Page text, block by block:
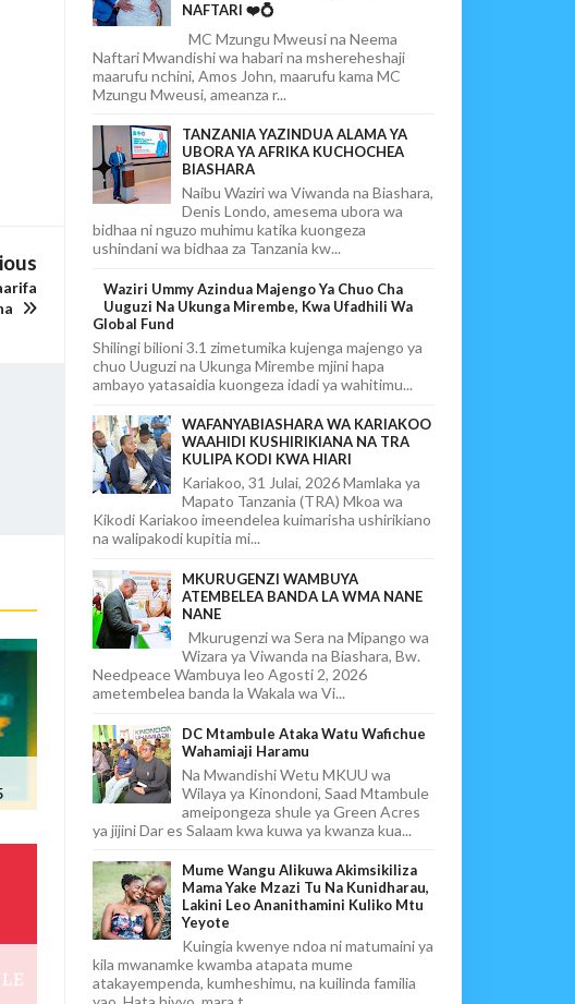
NAFTARI ❤️💍
MC Mzungu Mweusi na Neema
Naftari Mwandishi wa habari na mshereheshaji
maarufu nchini, Amos John, maarufu kama MC
Mzungu Mweusi, ameanza r...
TANZANIA YAZINDUA ALAMA YA
UBORA YA AFRIKA KUCHOCHEA
BIASHARA
Naibu Waziri wa Viwanda na Biashara,
Denis Londo, amesema ubora wa
bidhaa ni nguzo muhimu katika kuongeza
ushindani wa bidhaa za Tanzania kw...
Waziri Ummy Azindua Majengo Ya Chuo Cha
Uuguzi Na Ukunga Mirembe, Kwa Ufadhili Wa
Global Fund
Shilingi bilioni 3.1 zimetumika kujenga majengo ya
chuo Uuguzi na Ukunga Mirembe mjini hapa
ambayo yatasaidia kuongeza idadi ya wahitimu...
WAFANYABIASHARA WA KARIAKOO
WAAHIDI KUSHIRIKIANA NA TRA
KULIPA KODI KWA HIARI
Kariakoo, 31 Julai, 2026 Mamlaka ya
Mapato Tanzania (TRA) Mkoa wa
Kikodi Kariakoo imeendelea kuimarisha ushirikiano
na walipakodi kupitia mi...
MKURUGENZI WAMBUYA
ATEMBELEA BANDA LA WMA NANE
NANE
Mkurugenzi wa Sera na Mipango wa
Wizara ya Viwanda na Biashara, Bw.
Needpeace Wambuya leo Agosti 2, 2026
ametembelea banda la Wakala wa Vi...
DC Mtambule Ataka Watu Wafichue
Wahamiaji Haramu
Na Mwandishi Wetu MKUU wa
Wilaya ya Kinondoni, Saad Mtambule
ameipongeza shule ya Green Acres
ya jijini Dar es Salaam kwa kuwa ya kwanza kua...
Mume Wangu Alikuwa Akimsikiliza
Mama Yake Mzazi Tu Na Kunidharau,
Lakini Leo Ananithamini Kuliko Mtu
Yeyote
Kuingia kwenye ndoa ni matumaini ya
kila mwanamke kwamba atapata mume
atakayempenda, kumheshimu, na kuilinda familia